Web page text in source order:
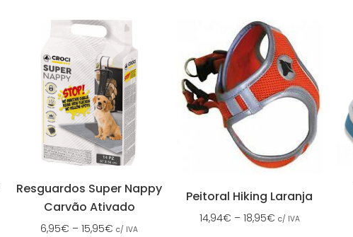
Resguardos Super Nappy
Carvão Ativado
6,95€ –15,95€ c/ IVA
Peitoral Hiking Laranja
14,94€ – 18,95€ c/ IVA